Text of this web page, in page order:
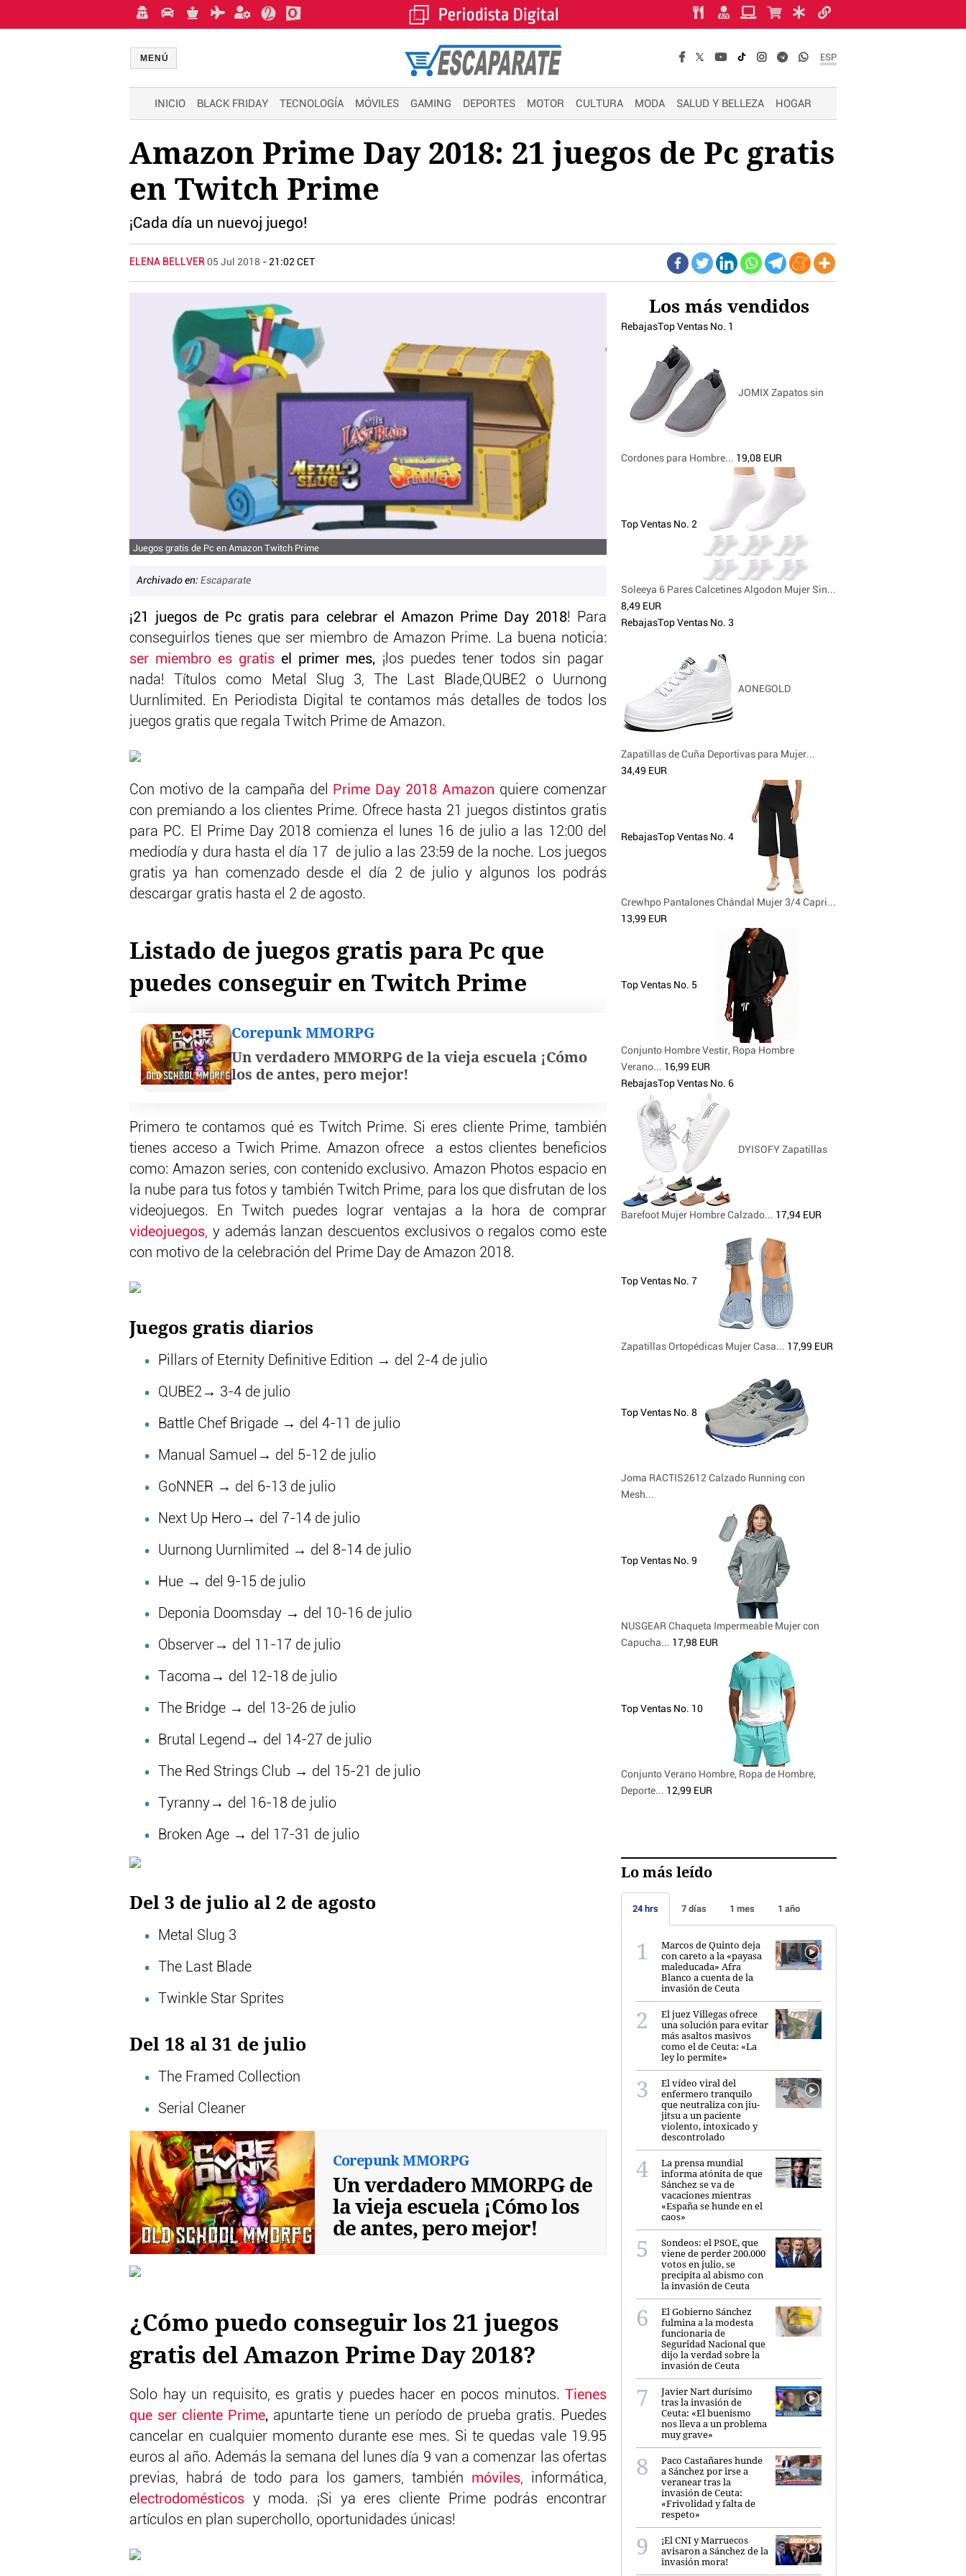
ESP
MENÚ
INICIO BLACK FRIDAY TECNOLOGÍA MÓVILES GAMING DEPORTES MOTOR CULTURA MODA SALUD Y BELLEZA HOGAR
Amazon Prime Day 2018: 21 juegos de Pc gratis
en Twitch Prime
¡Cada día un nuevoj juego!
ELENA BELLVER 05 Jul 2018 - 21:02 CET
Juegos gratis de Pc en Amazon Twitch Prime
Archivado en: Escaparate
¡21 juegos de Pc gratis para celebrar el Amazon Prime Day 2018! Para
conseguirlos tienes que ser miembro de Amazon Prime. La buena noticia:
ser miembro es gratis el primer mes, ¡los puedes tener todos sin pagar
nada! Títulos como Metal Slug 3, The Last Blade,QUBE2 o Uurnong
Uurnlimited. En Periodista Digital te contamos más detalles de todos los
juegos gratis que regala Twitch Prime de Amazon.
Con motivo de la campaña del Prime Day 2018 Amazon quiere comenzar
con premiando a los clientes Prime. Ofrece hasta 21 juegos distintos gratis
para PC. El Prime Day 2018 comienza el lunes 16 de julio a las 12:00 del
mediodía y dura hasta el día 17 de julio a las 23:59 de la noche. Los juegos
gratis ya han comenzado desde el día 2 de julio y algunos los podrás
descargar gratis hasta el 2 de agosto.
Listado de juegos gratis para Pc que
puedes conseguir en Twitch Prime
Corepunk MMORPG
Un verdadero MMORPG de la vieja escuela ¡Cómo
los de antes, pero mejor!
Primero te contamos qué es Twitch Prime. Si eres cliente Prime, también
tienes acceso a Twich Prime. Amazon ofrece a estos clientes beneficios
como: Amazon series, con contenido exclusivo. Amazon Photos espacio en
la nube para tus fotos y también Twitch Prime, para los que disfrutan de los
videojuegos. En Twitch puedes lograr ventajas a la hora de comprar
videojuegos, y además lanzan descuentos exclusivos o regalos como este
con motivo de la celebración del Prime Day de Amazon 2018.
Juegos gratis diarios
Pillars of Eternity Definitive Edition → del 2-4 de julio
QUBE2→ 3-4 de julio
Battle Chef Brigade → del 4-11 de julio
Manual Samuel→ del 5-12 de julio
GoNNER → del 6-13 de julio
Next Up Hero→ del 7-14 de julio
Uurnong Uurnlimited → del 8-14 de julio
Hue → del 9-15 de julio
Deponia Doomsday → del 10-16 de julio
Observer→ del 11-17 de julio
Tacoma→ del 12-18 de julio
The Bridge → del 13-26 de julio
Brutal Legend→ del 14-27 de julio
The Red Strings Club → del 15-21 de julio
Tyranny→ del 16-18 de julio
Broken Age → del 17-31 de julio
Del 3 de julio al 2 de agosto
Metal Slug 3
The Last Blade
Twinkle Star Sprites
Del 18 al 31 de julio
The Framed Collection
Serial Cleaner
Corepunk MMORPG
Un verdadero MMORPG de
la vieja escuela ¡Cómo los
de antes, pero mejor!
¿Cómo puedo conseguir los 21 juegos
gratis del Amazon Prime Day 2018?
Solo hay un requisito, es gratis y puedes hacer en pocos minutos. Tienes
que ser cliente Prime, apuntarte tiene un período de prueba gratis. Puedes
cancelar en cualquier momento durante ese mes. Si te quedas vale 19.95
euros al año. Además la semana del lunes día 9 van a comenzar las ofertas
previas, habrá de todo para los gamers, también móviles, informática,
e lectrodomésticos y moda. ¡Si ya eres cliente Prime podrás encontrar
artículos en plan superchollo, oportunidades únicas!
Los más vendidos
RebajasTop Ventas No. 1
JOMIX Zapatos sin
Cordones para Hombre... 19,08 EUR
Top Ventas No. 2
Soleeya 6 Pares Calcetines Algodon Mujer Sin...
8,49 EUR
RebajasTop Ventas No. 3
AONEGOLD
Zapatillas de Cuña Deportivas para Mujer...
34,49 EUR
RebajasTop Ventas No. 4
Crewhpo Pantalones Chándal Mujer 3/4 Capri...
13,99 EUR
Top Ventas No. 5
Conjunto Hombre Vestir, Ropa Hombre
Verano... 16,99 EUR
RebajasTop Ventas No. 6
DYISOFY Zapatillas
Barefoot Mujer Hombre Calzado... 17,94 EUR
Top Ventas No. 7
Zapatillas Ortopédicas Mujer Casa... 17,99 EUR
Top Ventas No. 8
Joma RACTIS2612 Calzado Running con
Mesh...
Top Ventas No. 9
NUSGEAR Chaqueta Impermeable Mujer con
Capucha... 17,98 EUR
Top Ventas No. 10
Conjunto Verano Hombre, Ropa de Hombre,
Deporte... 12,99 EUR
Lo más leído
24 hrs 7 días 1 mes 1 año
Marcos de Quinto deja
con careto a la «payasa
maleducada» Afra
Blanco a cuenta de la
invasión de Ceuta
El juez Villegas ofrece
una solución para evitar
más asaltos masivos
como el de Ceuta: «La
ley lo permite»
El vídeo viral del
enfermero tranquilo
que neutraliza con jiu-
jitsu a un paciente
violento, intoxicado y
descontrolado
La prensa mundial
informa atónita de que
Sánchez se va de
vacaciones mientras
«España se hunde en el
caos»
Sondeos: el PSOE, que
viene de perder 200.000
votos en julio, se
precipita al abismo con
la invasión de Ceuta
El Gobierno Sánchez
fulmina a la modesta
funcionaria de
Seguridad Nacional que
dijo la verdad sobre la
invasión de Ceuta
Javier Nart durísimo
tras la invasión de
Ceuta: «El buenismo
nos lleva a un problema
muy grave»
Paco Castañares hunde
a Sánchez por irse a
veranear tras la
invasión de Ceuta:
«Frivolidad y falta de
respeto»
¡El CNI y Marruecos
avisaron a Sánchez de la
invasión mora!